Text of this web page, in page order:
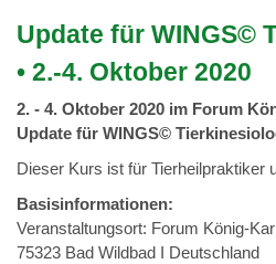
Update für WINGS©
• 2.-4. Oktober 2020
2. - 4. Oktober 2020 im Forum
Update für WINGS©
Dieser Kurs ist für Tierheilpraktiker
Basisinformationen:
Veranstaltungsort: Forum König-
75323 Bad Wildbad I Deutschland